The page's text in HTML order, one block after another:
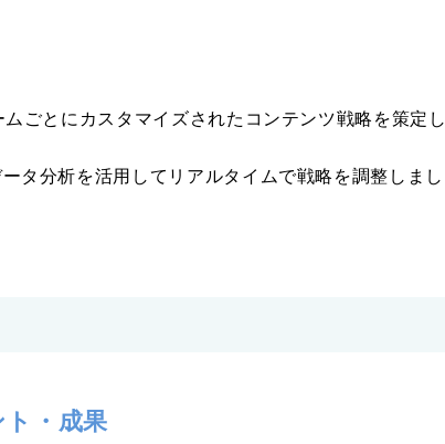
ごとにカスタマイズされたコンテンツ戦略を策定し
タ分析を活用してリアルタイムで戦略を調整しまし
・成果